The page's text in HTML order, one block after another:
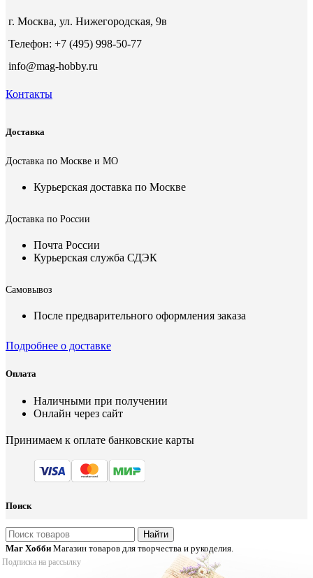
г. Москва, ул. Нижегородская, 9в
Телефон: +7 (495) 998-50-77
info@mag-hobby.ru
Контакты
Доставка
Доставка по Москве и МО
Курьерская доставка по Москве
Доставка по России
Почта России
Курьерская служба СДЭК
Самовывоз
После предварительного оформления заказа
Подробнее о доставке
Оплата
Наличными при получении
Онлайн через сайт
Принимаем к оплате банковские карты
Поиск
Найти
Маг Хобби Магазин товаров для творчества и рукоделия.
Подписка на рассылку